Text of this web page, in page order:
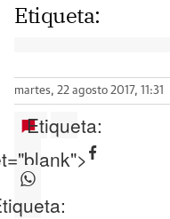
Etiqueta:
martes, 22 agosto 2017, 11:31
Etiqueta: